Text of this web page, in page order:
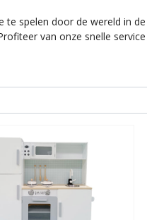
spelen door de wereld in
van onze snelle